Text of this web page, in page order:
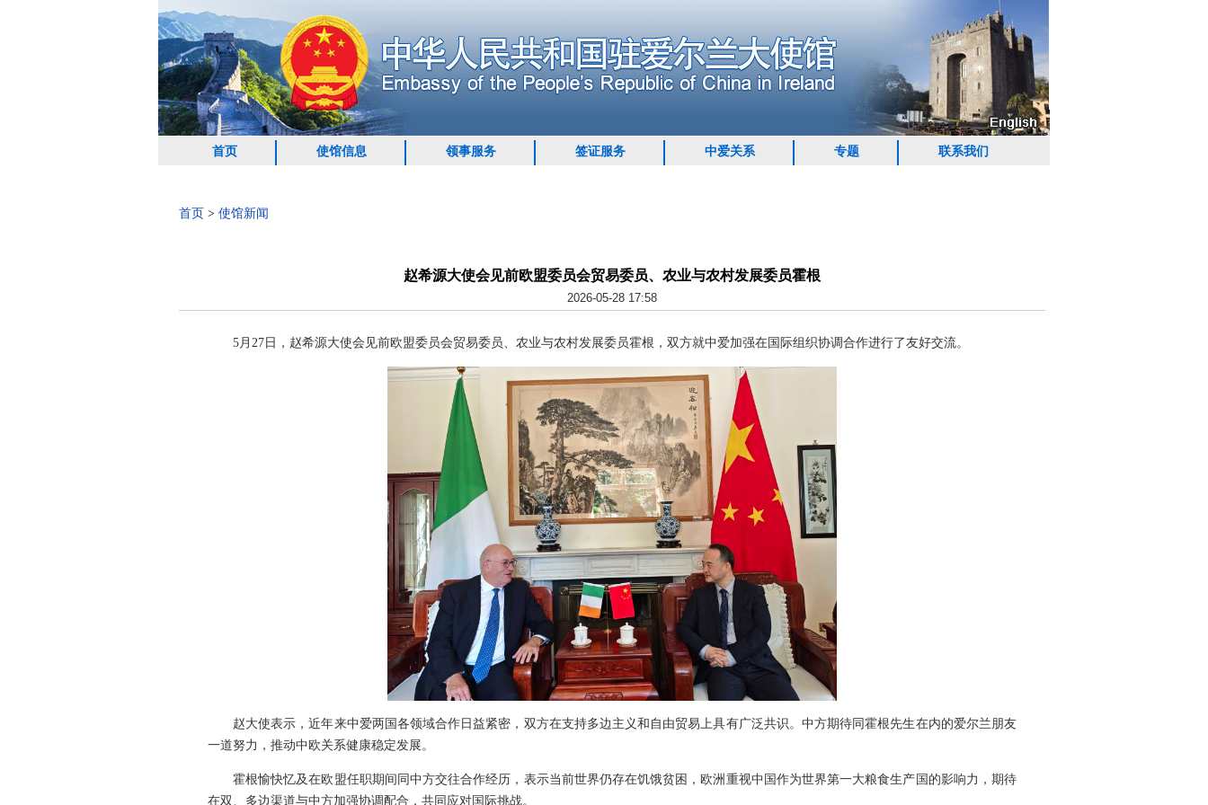
首页 使馆信息 领事服务 签证服务 中爱关系 专题 联系我们
首页 > 使馆新闻
赵希源大使会见前欧盟委员会贸易委员、农业与农村发展委员霍根
2026-05-28 17:58
5月27日，赵希源大使会见前欧盟委员会贸易委员、农业与农村发展委员霍根，双方就中爱加强在国际组织协调合作进行了友好交流。
赵大使表示，近年来中爱两国各领域合作日益紧密，双方在支持多边主义和自由贸易上具有广泛共识。中方期待同霍根先生在内的爱尔兰朋友
一道努力，推动中欧关系健康稳定发展。
霍根愉快忆及在欧盟任职期间同中方交往合作经历，表示当前世界仍存在饥饿贫困，欧洲重视中国作为世界第一大粮食生产国的影响力，期待
在双、多边渠道与中方加强协调配合，共同应对国际挑战。